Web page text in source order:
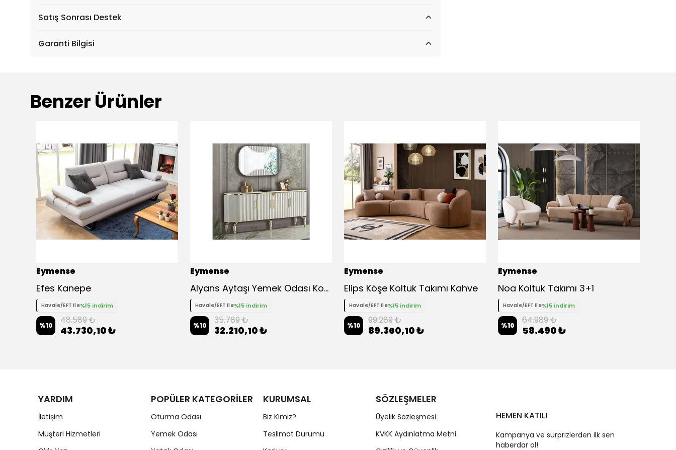
Satış Sonrası Destek
Garanti Bilgisi
Benzer Ürünler
Eymense
Efes Kanepe
Havale/EFT ile%15 indirim
%10 48.589 ₺
43.730,10 ₺
Eymense
Alyans Aytaşı Yemek Odası Konsol - Gri
Havale/EFT ile%15 indirim
%10 35.789 ₺
32.210,10 ₺
Eymense
Elips Köşe Koltuk Takımı Kahve
Havale/EFT ile%15 indirim
%10 99.289 ₺
89.360,10 ₺
Eymense
Noa Koltuk Takımı 3+1
Havale/EFT ile%15 indirim
%10 64.989 ₺
58.490 ₺
YARDIM
İletişim
Müşteri Hizmetleri
POPÜLER KATEGORİLER
Oturma Odası
Yemek Odası
KURUMSAL
Biz Kimiz?
Teslimat Durumu
SÖZLEŞMELER
Üyelik Sözleşmesi
KVKK Aydınlatma Metni
HEMEN KATIL!
Kampanya ve sürprizlerden ilk sen
haberdar ol!